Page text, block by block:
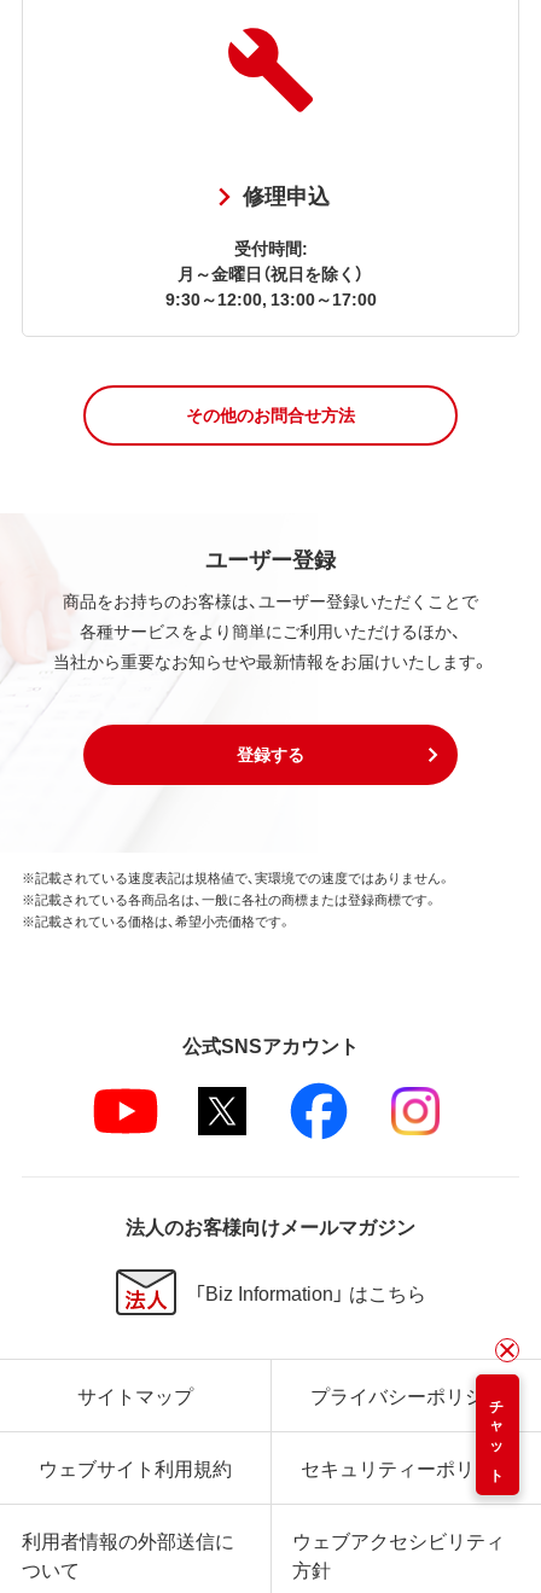
修理申込
受付時間:
月～金曜日（祝日を除く）
9:30～12:00, 13:00～17:00
その他のお問合せ方法
ユーザー登録
商品をお持ちのお客様は、ユーザー登録いただくことで
各種サービスをより簡単にご利用いただけるほか、
当社から重要なお知らせや最新情報をお届けいたします。
登録する
チャット
※記載されている速度表記は規格値で、実環境での速度ではありません。
※記載されている各商品名は、一般に各社の商標または登録商標です。
※記載されている価格は、希望小売価格です。
公式SNSアカウント
法人のお客様向けメールマガジン
「Biz Information」 はこちら
サイトマップ プライバシーポリシー
ウェブサイト利用規約 セキュリティーポリシー
利用者情報の外部送信に
ついて
ウェブアクセシビリティ
方針